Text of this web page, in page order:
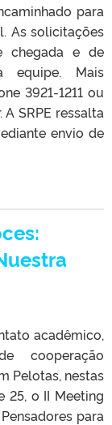
para
As solicitações
chegada e de
equipe. Mais
3921-1211 ou
SRPE ressalta
envio de
acadêmico,
cooperação
Pelotas, nestas
25, o II Meeting
para